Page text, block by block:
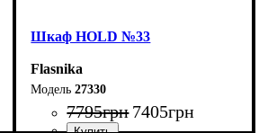
Шкаф НOLD №33
Flasnika
27330
7795грн 7405грн